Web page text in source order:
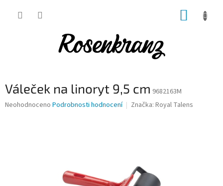
Váleček na linoryt 9,5 cm 9682163M
Průměrné
Neohodnoceno Podrobnosti hodnocení Značka: Royal Talens